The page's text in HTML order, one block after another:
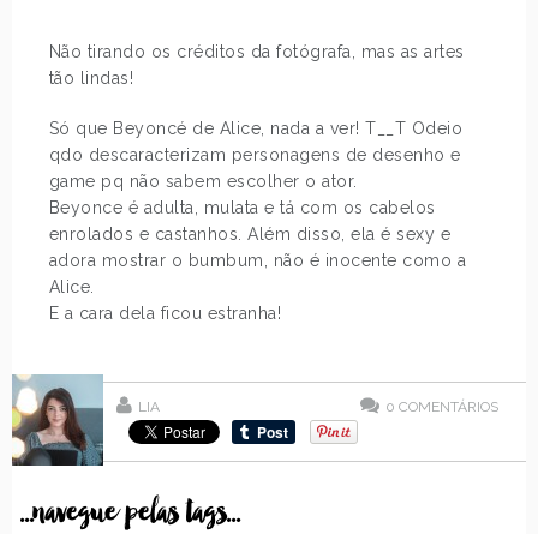
Não tirando os créditos da fotógrafa, mas as artes
tão lindas!
Só que Beyoncé de Alice, nada a ver! T__T Odeio
qdo descaracterizam personagens de desenho e
game pq não sabem escolher o ator.
Beyonce é adulta, mulata e tá com os cabelos
enrolados e castanhos. Além disso, ela é sexy e
adora mostrar o bumbum, não é inocente como a
Alice.
E a cara dela ficou estranha!
LIA 0 COMENTÁRIOS
...navegue pelas tags...